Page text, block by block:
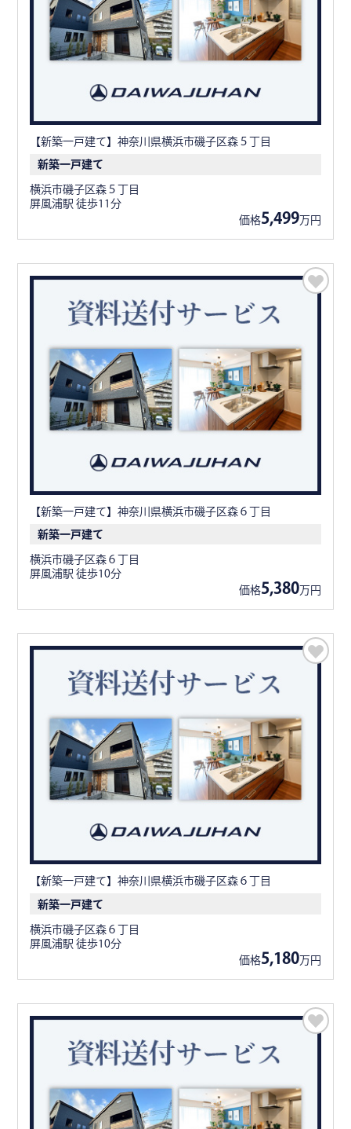
【新築一戸建て】神奈川県横浜市磯子区森５丁目
新築一戸建て
横浜市磯子区森５丁目
屏風浦駅 徒歩11分
価格5,499万円
【新築一戸建て】神奈川県横浜市磯子区森６丁目
新築一戸建て
横浜市磯子区森６丁目
屏風浦駅 徒歩10分
価格5,380万円
【新築一戸建て】神奈川県横浜市磯子区森６丁目
新築一戸建て
横浜市磯子区森６丁目
屏風浦駅 徒歩10分
価格5,180万円